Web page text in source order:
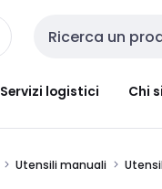
Cerca input
Servizi logistici Chi
Utensili manuali